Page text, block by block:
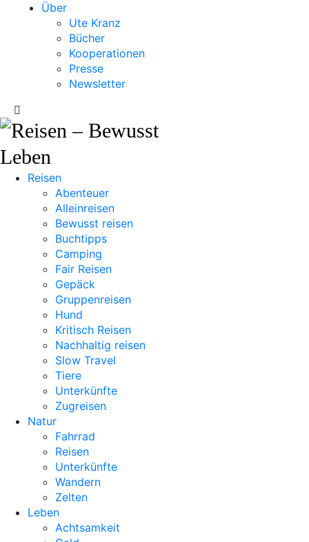
Über
Ute Kranz
Bücher
Kooperationen
Presse
Newsletter
Reisen
Abenteuer
Alleinreisen
Bewusst reisen
Buchtipps
Camping
Fair Reisen
Gepäck
Gruppenreisen
Hund
Kritisch Reisen
Nachhaltig reisen
Slow Travel
Tiere
Unterkünfte
Zugreisen
Natur
Fahrrad
Reisen
Unterkünfte
Wandern
Zelten
Leben
Achtsamkeit